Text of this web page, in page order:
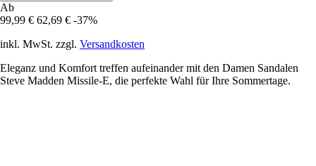
Ab
99,99 € 62,69 € -37%
inkl. MwSt. zzgl. Versandkosten
Eleganz und Komfort treffen aufeinander mit den Damen Sandalen
Steve Madden Missile-E, die perfekte Wahl für Ihre Sommertage.